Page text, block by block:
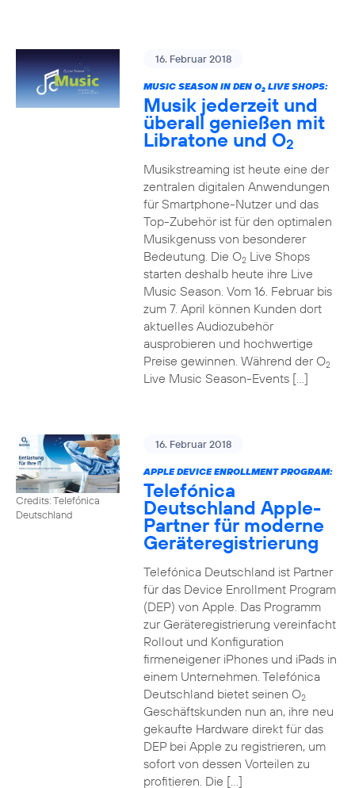
16. Februar 2018
MUSIC SEASON IN DEN O2LIVE SHOPS:
Musik jederzeit und
überall genießen mit
Libratone und O2
Musikstreaming ist heute eine der
zentralen digitalen Anwendungen
für Smartphone-Nutzer und das
Top-Zubehör ist für den optimalen
Musikgenuss von besonderer
Bedeutung. Die O2Live Shops
starten deshalb heute ihre Live
Music Season. Vom 16. Februar bis
zum 7. April können Kunden dort
aktuelles Audiozubehör
ausprobieren und hochwertige
Preise gewinnen. Während der O2
Live Music Season-Events […]
Credits: Telefónica
Deutschland
16. Februar 2018
APPLE DEVICE ENROLLMENT PROGRAM:
Telefónica
Deutschland Apple-
Partner für moderne
Geräteregistrierung
Telefónica Deutschland ist Partner
für das Device Enrollment Program
(DEP) von Apple. Das Programm
zur Geräteregistrierung vereinfacht
Rollout und Konfiguration
firmeneigener iPhones und iPads in
einem Unternehmen. Telefónica
Deutschland bietet seinen O2
Geschäftskunden nun an, ihre neu
gekaufte Hardware direkt für das
DEP bei Apple zu registrieren, um
sofort von dessen Vorteilen zu
profitieren. Die […]